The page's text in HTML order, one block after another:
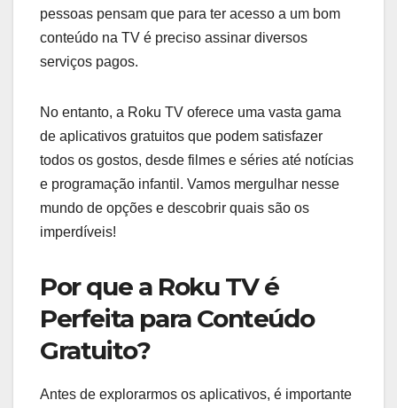
pessoas pensam que para ter acesso a um bom
conteúdo na TV é preciso assinar diversos
serviços pagos.
No entanto, a Roku TV oferece uma vasta gama
de aplicativos gratuitos que podem satisfazer
todos os gostos, desde filmes e séries até notícias
e programação infantil. Vamos mergulhar nesse
mundo de opções e descobrir quais são os
imperdíveis!
Por que a Roku TV é
Perfeita para Conteúdo
Gratuito?
Antes de explorarmos os aplicativos, é importante